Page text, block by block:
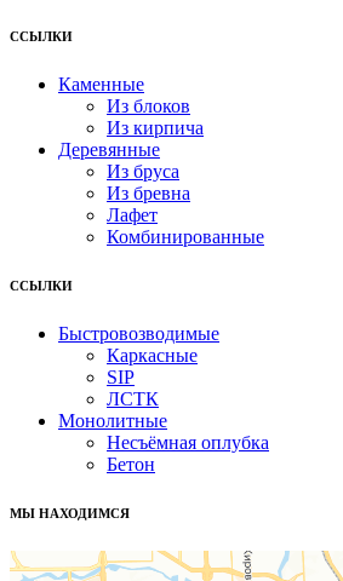
ССЫЛКИ
Каменные
Из блоков
Из кирпича
Деревянные
Из бруса
Из бревна
Лафет
Комбинированные
ССЫЛКИ
Быстровозводимые
Каркасные
SIP
ЛСТК
Монолитные
Несъёмная оплубка
Бетон
МЫ НАХОДИМСЯ